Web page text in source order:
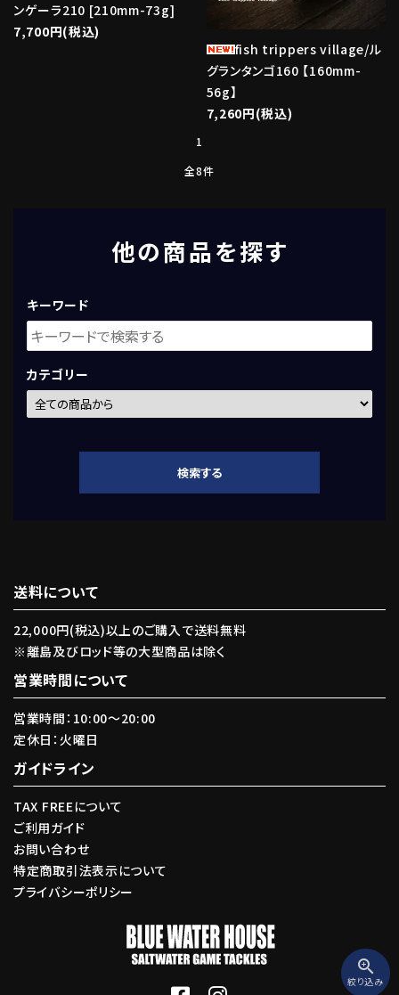
ンゲーラ210 [210mm-73g]
7,700円(税込)
fish trippers village/ル
グランタンゴ160 【160mm-
56g】
7,260円(税込)
1
全8件
他の商品を探す
キーワード
カテゴリー
検索する
zoom_in
絞り込み
キーワード
カテゴリー
送料について
22,000円(税込)以上のご購入で送料無料
※離島及びロッド等の大型商品は除く
営業時間について
営業時間：10:00〜20:00
定休日：火曜日
ガイドライン
TAX FREEについて
ご利用ガイド
お問い合わせ
特定商取引法表示について
プライバシーポリシー